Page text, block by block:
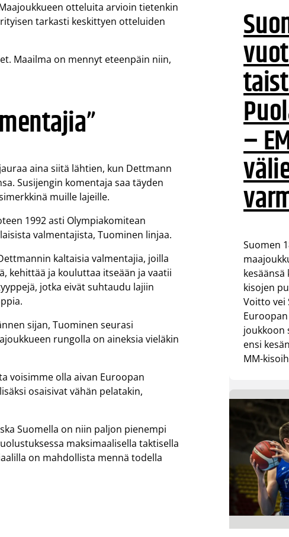
otteluita arvioin tietenkin
tarkasti keskittyen otteluiden
Maailma on mennyt eteenpäin niin,
aina siitä lähtien, kun Dettmann
Susijengin komentaja saa täyden
muille lajeille.
1992 asti Olympiakomitean
valmentajista, Tuominen linjaa.
kaltaisia valmentajia, joilla
kehittää ja kouluttaa itseään ja vaatii
jotka eivät suhtaudu lajiin
sijan, Tuominen seurasi
rungolla on aineksia vieläkin
voisimme olla aivan Euroopan
osaisivat vähän pelatakin,
Suomella on niin paljon pienempi
maksimaalisella taktisella
on mahdollista mennä todella
–
Suomen
kesäänsä
kisojen
Voitto vei
joukkoon
ensi
MM-